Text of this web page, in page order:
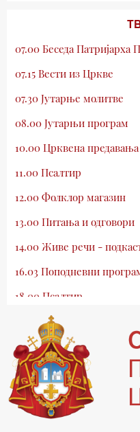
07.00 Беседа Патријарха
07.15 Вести из Цркве
07.30 Јутарње молитве
08.00 Јутарњи програм
10.00 Црквена
11.00 Псалтир
12.00 Фолклор магазин
13.00 Питања и одговори
14.00 Живе речи -
16.03 Поподневни
18.00 Псалтир
19.03 Млади у Цркви
19.30 Вечерње молитве
20.00 Вести из Цркве
20.15 Реч архијереја
20.30 Храм културе